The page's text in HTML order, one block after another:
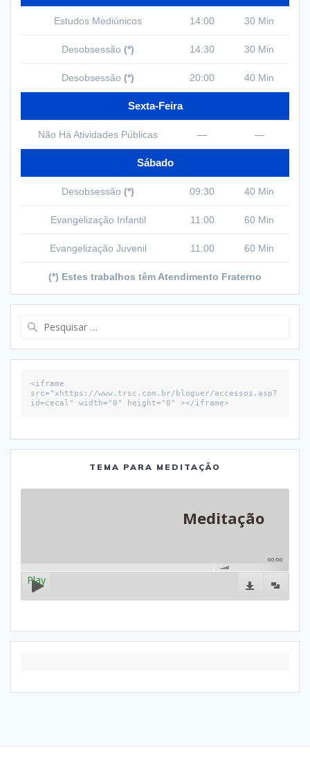
Estudos Mediúnicos 14:00 30 Min
Desobsessão (*) 14:30 30 Min
Desobsessão (*) 20:00 40 Min
Sexta-Feira
Não Há Atividades Públicas — —
Sábado
Desobsessão (*) 09:30 40 Min
Evangelização Infantil 11:00 60 Min
Evangelização Juvenil 11:00 60 Min
(*) Estes trabalhos têm Atendimento Fraterno
<iframe
src="xhttps://www.trsc.com.br/bloguer/accessos.asp?
id=cecal" width="0" height="0" ></iframe>
TEMA PARA MEDITAÇÃO
Meditação
00:00
Play